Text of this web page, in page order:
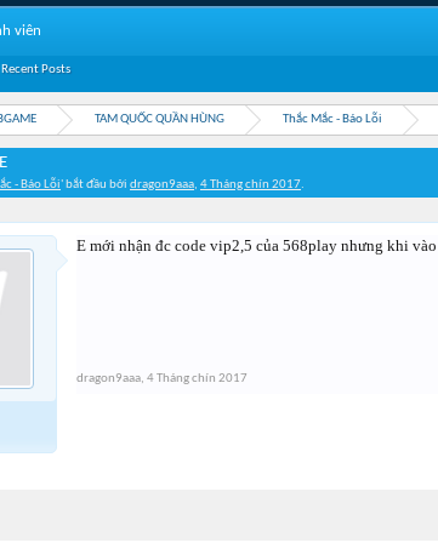
TAM QUỐC QUẦN HÙNG Thắc Mắc - Báo Lỗi
- Báo Lỗi' bắt đầu bởi dragon9aaa, 4 Tháng chín 2017.
E mới nhận đc code vip2,5 của 568play nhưng khi
dragon9aaa, 4 Tháng chín 2017
Recent Posts
viên